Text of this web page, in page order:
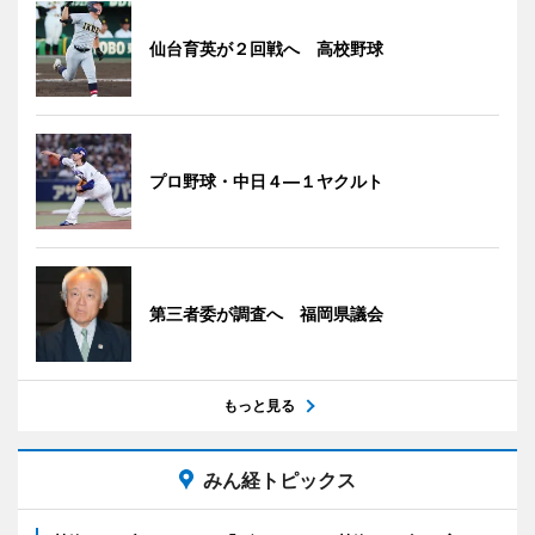
仙台育英が２回戦へ 高校野球
プロ野球・中日４―１ヤクルト
第三者委が調査へ 福岡県議会
もっと見る
みん経トピックス